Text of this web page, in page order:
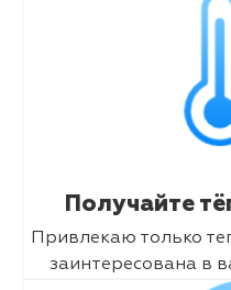
Получайте
Привлекаю только
заинтересована в